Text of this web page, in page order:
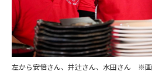
左から安倍さん、井辻さん、水田さん ※